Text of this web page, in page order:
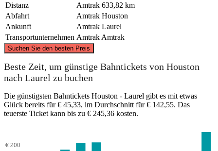
Distanz
Amtrak 633,82 km
Abfahrt
Amtrak Houston
Ankunft
Amtrak Laurel
Transportunternehmen Amtrak Amtrak
Suchen Sie den besten Preis
©CARTO
Beste Zeit, um günstige Bahntickets von Houston
nach Laurel zu buchen
Die günstigsten Bahntickets Houston - Laurel gibt es mit etwas
Glück bereits für € 45,33, im Durchschnitt für € 142,55. Das
teuerste Ticket kann bis zu € 245,36 kosten.